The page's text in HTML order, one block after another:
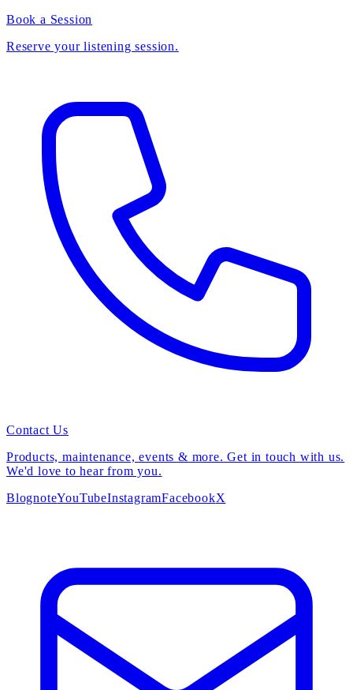
Book a Session
Reserve your listening session.
Contact Us
Products, maintenance, events & more. Get in touch with us.
We'd love to hear from you.
BlognoteYouTubeInstagramFacebookX